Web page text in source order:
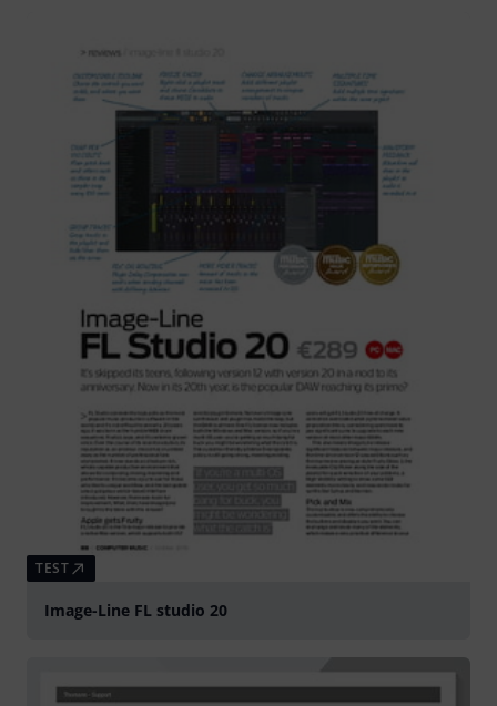
TEST
Image-Line FL studio 20